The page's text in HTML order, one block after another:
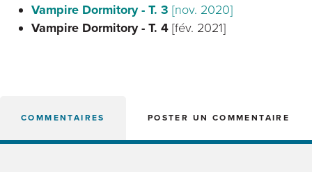
Vampire Dormitory - T. 3 [nov. 2020]
Vampire Dormitory - T. 4 [fév. 2021]
COMMENTAIRES POSTER UN COMMENTAIRE